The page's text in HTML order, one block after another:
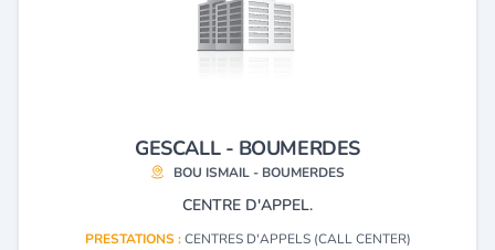
GESCALL - BOUMERDES
BOU ISMAIL - BOUMERDES
CENTRE D'APPEL.
PRESTATIONS :CENTRES D'APPELS (CALL CENTER)